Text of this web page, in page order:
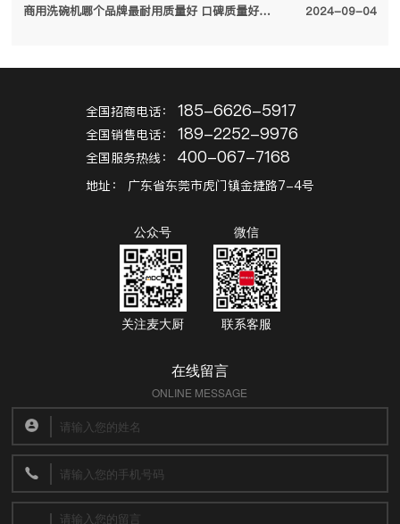
商用洗碗机哪个品牌最耐用质量好 口碑质量好的十大商用洗碗机品牌2024
2024-09-04
全国招商电话： 185-6626-5917
全国销售电话： 189-2252-9976
全国服务热线： 400-067-7168
地址： 广东省东莞市虎门镇金捷路7-4号
公众号
关注麦大厨
微信
联系客服
在线留言
ONLINE MESSAGE